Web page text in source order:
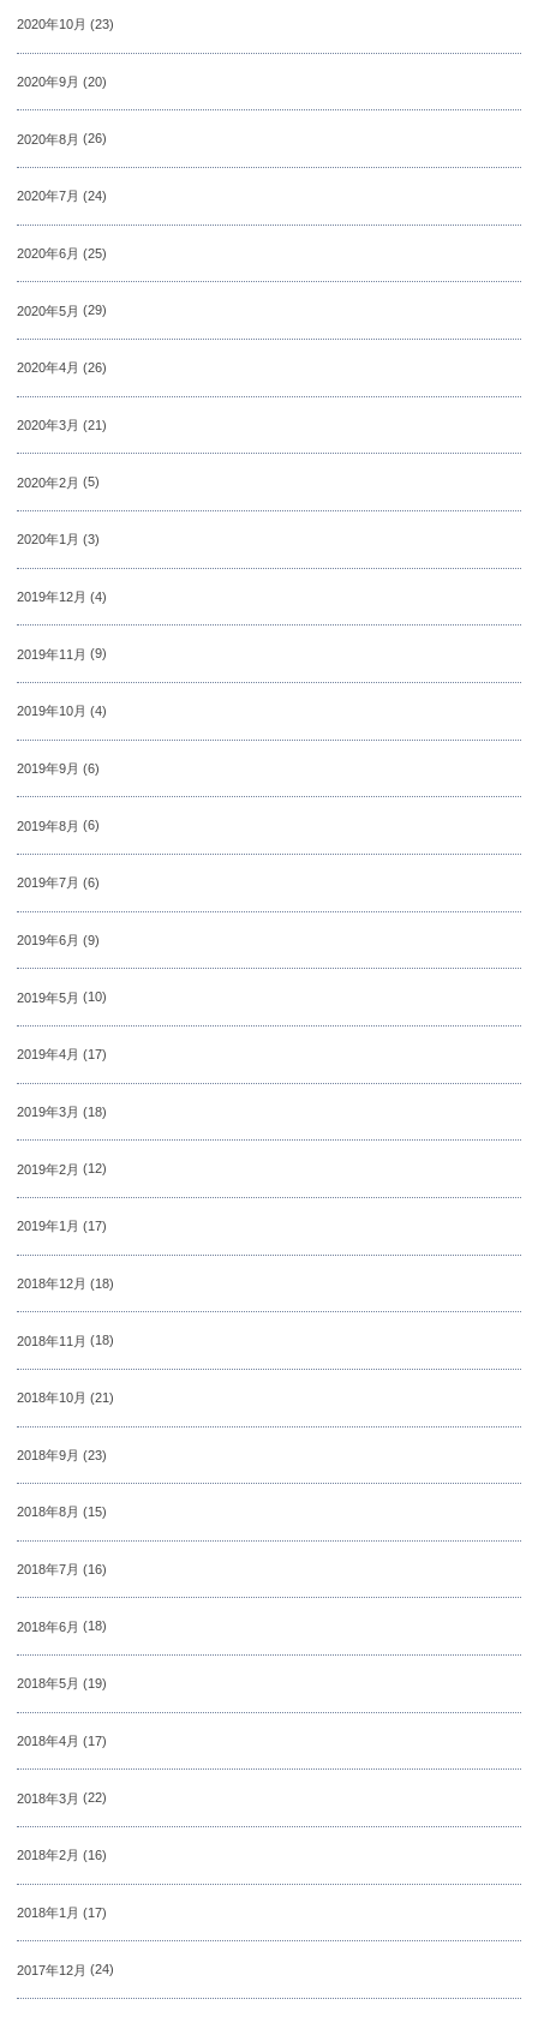
2020年10月 (23)
2020年9月 (20)
2020年8月 (26)
2020年7月 (24)
2020年6月 (25)
2020年5月 (29)
2020年4月 (26)
2020年3月 (21)
2020年2月 (5)
2020年1月 (3)
2019年12月 (4)
2019年11月 (9)
2019年10月 (4)
2019年9月 (6)
2019年8月 (6)
2019年7月 (6)
2019年6月 (9)
2019年5月 (10)
2019年4月 (17)
2019年3月 (18)
2019年2月 (12)
2019年1月 (17)
2018年12月 (18)
2018年11月 (18)
2018年10月 (21)
2018年9月 (23)
2018年8月 (15)
2018年7月 (16)
2018年6月 (18)
2018年5月 (19)
2018年4月 (17)
2018年3月 (22)
2018年2月 (16)
2018年1月 (17)
2017年12月 (24)